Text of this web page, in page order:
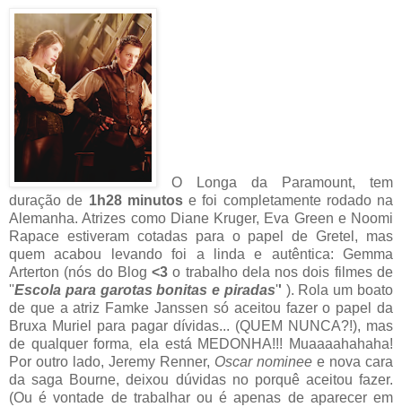
O Longa da Paramount, tem
duração de 1h28 minutose foi completamente rodado na
Alemanha. Atrizes como Diane Kruger, Eva Green e Noomi
Rapace estiveram cotadas para o papel de Gretel, mas
quem acabou levando foi a linda e autêntica: Gemma
Arterton (nós do Blog<3 o trabalho dela nos dois filmes de
''Escola para garotas bonitas e piradas'' ). Rola um boato
de que a atriz Famke Janssen só aceitou fazer o papel da
Bruxa Muriel para pagar dívidas... (QUEM NUNCA?!), mas
de qualquer forma, ela está MEDONHA!!! Muaaaahahaha!
Por outro lado, Jeremy Renner, Oscar nominee e nova cara
da saga Bourne, deixou dúvidas no porquê aceitou fazer.
(Ou é vontade de trabalhar ou é apenas de aparecer em